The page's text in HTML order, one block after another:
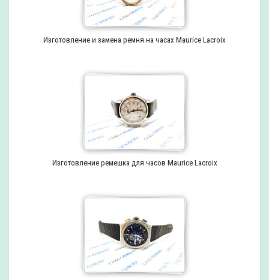
Изготовление и замена ремня на часах Maurice Lacroix
Изготовление ремешка для часов Maurice Lacroix